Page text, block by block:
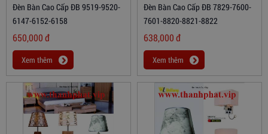
Đèn Bàn Cao Cấp ĐB 9519-9520-
6147-6152-6158
650,000đ
Xem thêm
Đèn Bàn Cao Cấp ĐB 7829-7600-
7601-8820-8821-8822
638,000đ
Xem thêm